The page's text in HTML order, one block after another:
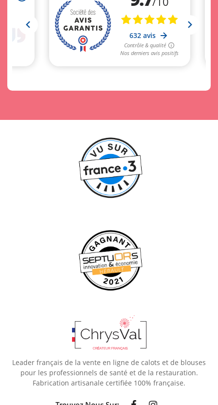
Leader français de la vente en ligne de calots et de blouses
pour les professionnels de santé et de la restauration.
Fabrication artisanale certifiée 100% française.